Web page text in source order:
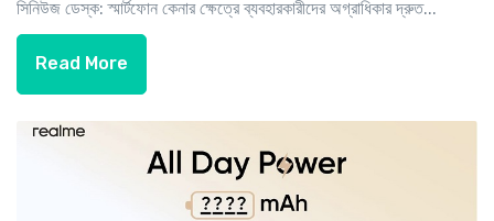
সিনিউজ ডেস্ক: স্মার্টফোন কেনার ক্ষেত্রে ব্যবহারকারীদের অগ্রাধিকার দ্রুত...
Read More